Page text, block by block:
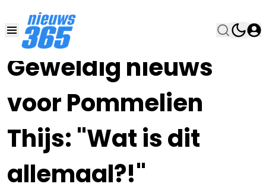
Geweldig nieuws
voor Pommelien
Thijs: "Wat is dit
allemaal?!"
11 JUL 2025, 20:16